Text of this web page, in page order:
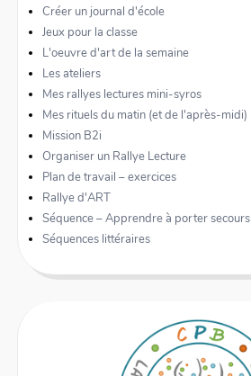
Créer un journal d'école
Jeux pour la classe
L'oeuvre d'art de la semaine
Les ateliers
Mes rallyes lectures mini-syros
Mes rituels du matin (et de l'après-midi)
Mission B2i
Organiser un Rallye Lecture
Plan de travail – exercices
Rallye d'ART
Séquence – Apprendre à porter secours
Séquences littéraires